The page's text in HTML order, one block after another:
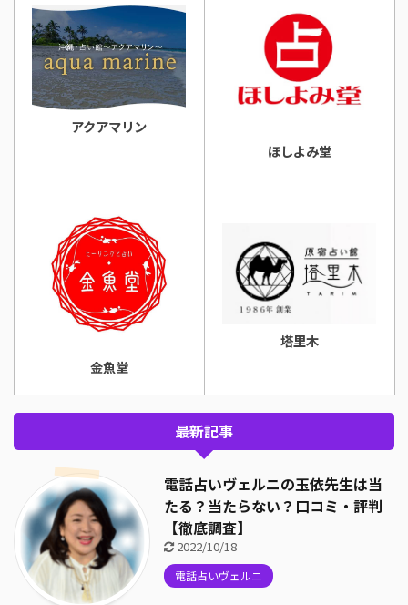
アクアマリン
ほしよみ堂
金魚堂
塔里木
最新記事
電話占いヴェルニの玉依先生は当
たる？当たらない？口コミ・評判
【徹底調査】
2022/10/18
電話占いヴェルニ